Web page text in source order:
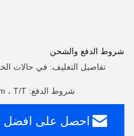
شروط الدفع والشحن
تفاصيل التغليف: في حالات
شروط الدفع: L/C ، Western Union ، Moneygram ، T/T
احصل على افضل